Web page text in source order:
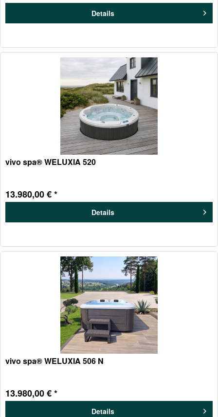
Details
vivo spa® WELUXIA 520
13.980,00 € *
Details
vivo spa® WELUXIA 506 N
13.980,00 € *
Details